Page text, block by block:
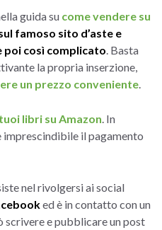
guida su come vendere su
famoso sito d’aste e
poi così complicato . Basta
la propria inserzione,
un prezzo conveniente
libri su Amazon . In
imprescindibile il pagamento
nel rivolgersi ai social
ed è in contatto con un
scrivere e pubblicare un post